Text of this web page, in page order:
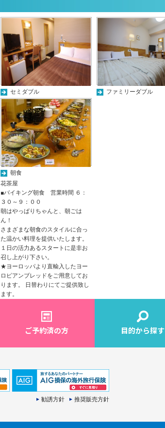
セミダブル ファミリーダブル
朝食
花茶屋
■バイキング朝食 営業時間 ６：
３０～９：００
朝はやっぱりちゃんと、朝ごは
ん！
さまざまな朝食のスタイルに合っ
た温かい料理を提供いたします。
１日の活力あるスタートに是非お
召し上がり下さい。
★ヨーロッパより直輸入したヨー
ロピアンブレッドをご用意してお
ります。 日替わりにてご提供致し
ます。
ご予約済の方 目的から探す
勧誘方針 推奨販売方針